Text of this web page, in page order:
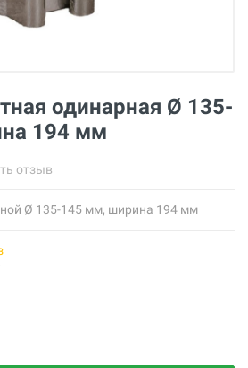
одинарная Ø 135-
194 мм
отзыв
Ø 135-145 мм, ширина 194 мм